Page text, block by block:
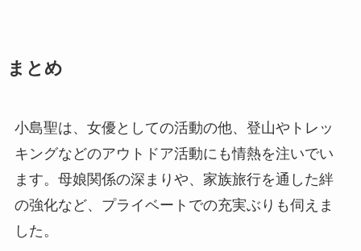
まとめ
小島聖は、女優としての活動の他、登山やトレッ
キングなどのアウトドア活動にも情熱を注いでい
ます。母娘関係の深まりや、家族旅行を通した絆
の強化など、プライベートでの充実ぶりも伺えま
した。